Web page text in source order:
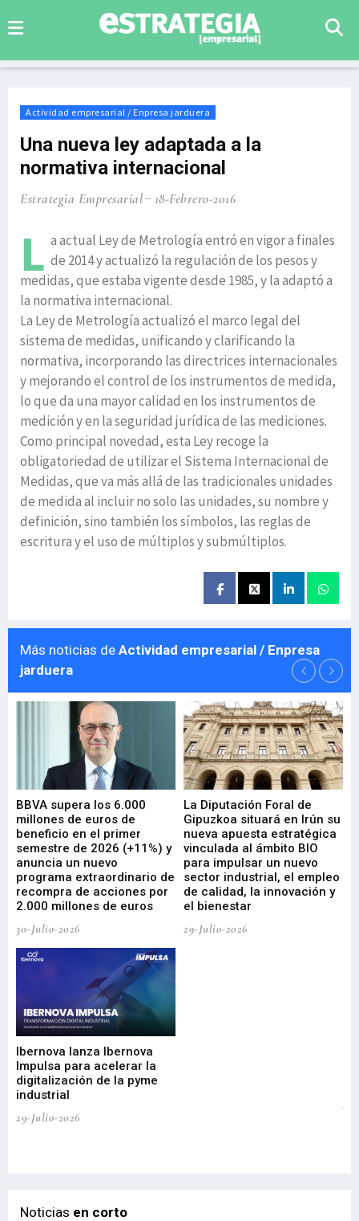
Actividad empresarial / Enpresa jarduera
Una nueva ley adaptada a la
normativa internacional
Estrategia Empresarial 18-Febrero-2016
L a actual Ley de Metrología entró en vigor a finales
de 2014 y actualizó la regulación de los pesos y
medidas, que estaba vigente desde 1985, y la adaptó a
la normativa internacional.
La Ley de Metrología actualizó el marco legal del
sistema de medidas, unificando y clarificando la
normativa, incorporando las directrices internacionales
y mejorando el control de los instrumentos de medida,
lo que da una mayor calidad en los instrumentos de
medición y en la seguridad jurídica de las mediciones.
Como principal novedad, esta Ley recoge la
obligatoriedad de utilizar el Sistema Internacional de
Medidas, que va más allá de las tradicionales unidades
de medida al incluir no solo las unidades, su nombre y
definición, sino también los símbolos, las reglas de
escritura y el uso de múltiplos y submúltiplos.
Más noticias de Actividad empresarial / Enpresa
jarduera
BBVA supera los 6.000
millones de euros de
beneficio en el primer
semestre de 2026 (+11%) y
anuncia un nuevo
programa extraordinario de
recompra de acciones por
2.000 millones de euros
30-Julio-2026
La Diputación Foral de
Gipuzkoa situará en Irún su
nueva apuesta estratégica
vinculada al ámbito BIO
para impulsar un nuevo
sector industrial, el empleo
de calidad, la innovación y
el bienestar
29-Julio-2026
Ibernova lanza Ibernova
Impulsa para acelerar la
digitalización de la pyme
industrial
29-Julio-2026
Noticias en corto